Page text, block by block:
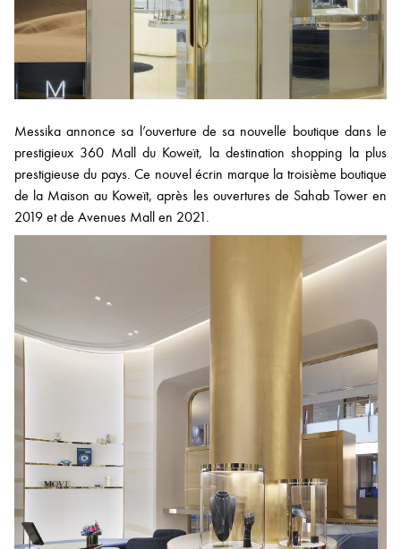
Messika annonce sa l’ouverture de sa nouvelle boutique dans le
prestigieux 360 Mall du Koweït, la destination shopping la plus
prestigieuse du pays. Ce nouvel écrin marque la troisième boutique
de la Maison au Koweït, après les ouvertures de Sahab Tower en
2019 et de Avenues Mall en 2021.